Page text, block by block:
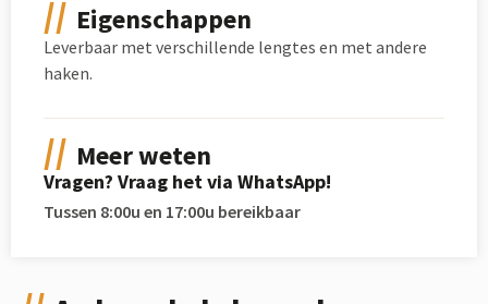
Eigenschappen
Leverbaar met verschillende lengtes en met andere
haken.
Meer weten
Vragen? Vraag het via WhatsApp!
Tussen 8:00u en 17:00u bereikbaar